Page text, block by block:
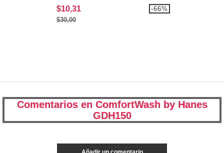
$10,31
$30,00
-66%
Comentarios en ComfortWash by Hanes
GDH150